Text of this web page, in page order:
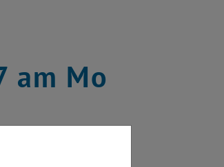
am Mo